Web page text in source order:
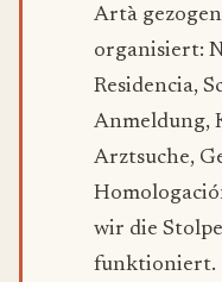
Artà
organisiert:
Residencia,
Anmeldung,
Arztsuche,
wir die
funktioniert.